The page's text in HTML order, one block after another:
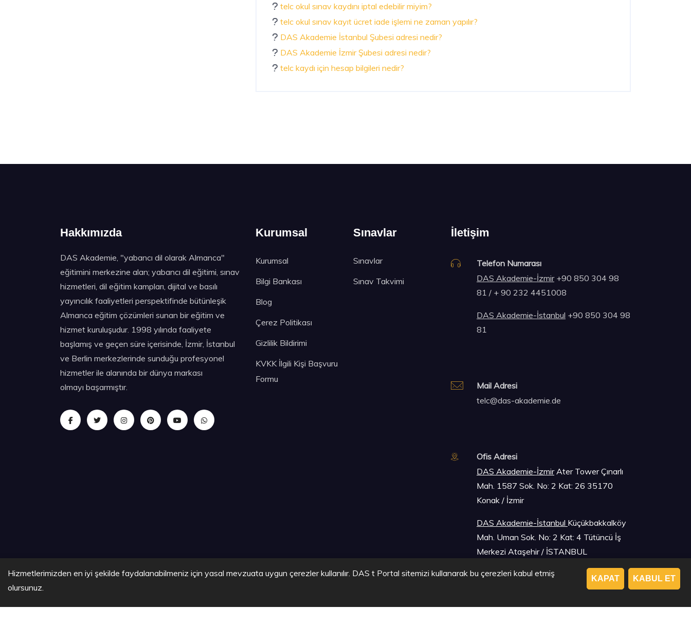
telc okul sınav kaydını iptal edebilir miyim?
telc okul sınav kayıt ücret iade işlemi ne zaman yapılır?
DAS Akademie İstanbul Şubesi adresi nedir?
DAS Akademie İzmir Şubesi adresi nedir?
telc kaydı için hesap bilgileri nedir?
Hakkımızda
DAS Akademie, "yabancı dil olarak Almanca"
eğitimini merkezine alan; yabancı dil eğitimi, sınav
hizmetleri, dil eğitim kampları, dijital ve basılı
yayıncılık faaliyetleri perspektifinde bütünleşik
Almanca eğitim çözümleri sunan bir eğitim ve
hizmet kuruluşudur. 1998 yılında faaliyete
başlamış ve geçen süre içerisinde, İzmir, İstanbul
ve Berlin merkezlerinde sunduğu profesyonel
hizmetler ile alanında bir dünya markası
olmayı başarmıştır.
Kurumsal
Kurumsal
Bilgi Bankası
Blog
Çerez Politikası
Gizlilik Bildirimi
KVKK İlgili Kişi Başvuru
Formu
Sınavlar
Sınavlar
Sınav Takvimi
İletişim
Telefon Numarası
DAS Akademie-İzmir+90 850 304 98
81 / + 90 232 4451008
DAS Akademie-İstanbul +90 850 304 98
81
Mail Adresi
telc@das-akademie.de
Ofis Adresi
DAS Akademie-İzmirAter Tower Çınarlı
Mah. 1587 Sok. No: 2 Kat: 26 35170
Konak / İzmir
DAS Akademie-İstanbul Küçükbakkalköy
Mah. Uman Sok. No: 2 Kat: 4 Tütüncü İş
Merkezi Ataşehir / İSTANBUL
Hizmetlerimizden en iyi şekilde faydalanabilmeniz için yasal mevzuata uygun çerezler kullanılır. DAS t Portal sitemizi kullanarak bu çerezleri kabul etmiş
olursunuz.
KAPAT KABUL ET